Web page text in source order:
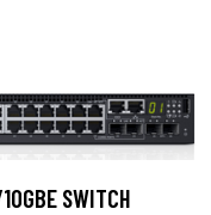
SWITCH